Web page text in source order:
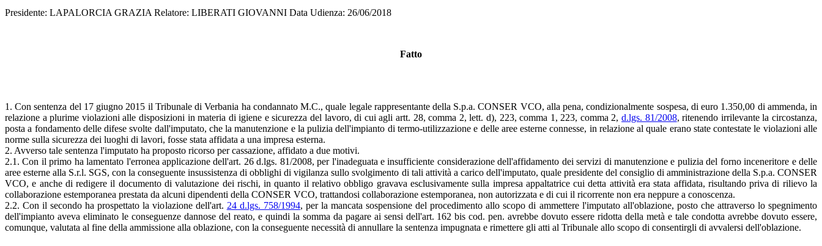
Presidente: LAPALORCIA GRAZIA Relatore: LIBERATI GIOVANNI Data Udienza: 26/06/2018
Fatto
1. Con sentenza del 17 giugno 2015 il Tribunale di Verbania ha condannato M.C., quale legale rappresentante della S.p.a. CONSER VCO, alla pena, condizionalmente sospesa, di euro 1.350,00 di ammenda, in
relazione a plurime violazioni alle disposizioni in materia di igiene e sicurezza del lavoro, di cui agli artt. 28, comma 2, lett. d), 223, comma 1, 223, comma 2,d.lgs. 81/2008, ritenendo irrilevante la circostanza,
posta a fondamento delle difese svolte dall'imputato, che la manutenzione e la pulizia dell'impianto di termo-utilizzazione e delle aree esterne connesse, in relazione al quale erano state contestate le violazioni alle
norme sulla sicurezza dei luoghi di lavori, fosse stata affidata a una impresa esterna.
2. Avverso tale sentenza l'imputato ha proposto ricorso per cassazione, affidato a due motivi.
2.1. Con il primo ha lamentato l'erronea applicazione dell'art. 26 d.lgs. 81/2008, per l'inadeguata e insufficiente considerazione dell'affidamento dei servizi di manutenzione e pulizia del forno inceneritore e delle
aree esterne alla S.r.l. SGS, con la conseguente insussistenza di obblighi di vigilanza sullo svolgimento di tali attività a carico dell'imputato, quale presidente del consiglio di amministrazione della S.p.a. CONSER
VCO, e anche di redigere il documento di valutazione dei rischi, in quanto il relativo obbligo gravava esclusivamente sulla impresa appaltatrice cui detta attività era stata affidata, risultando priva di rilievo la
collaborazione estemporanea prestata da alcuni dipendenti della CONSER VCO, trattandosi collaborazione estemporanea, non autorizzata e di cui il ricorrente non era neppure a conoscenza.
2.2. Con il secondo ha prospettato la violazione dell'art. 24 d.lgs. 758/1994, per la mancata sospensione del procedimento allo scopo di ammettere l'imputato all'oblazione, posto che attraverso lo spegnimento
dell'impianto aveva eliminato le conseguenze dannose del reato, e quindi la somma da pagare ai sensi dell'art. 162 bis cod. pen. avrebbe dovuto essere ridotta della metà e tale condotta avrebbe dovuto essere,
comunque, valutata al fine della ammissione alla oblazione, con la conseguente necessità di annullare la sentenza impugnata e rimettere gli atti al Tribunale allo scopo di consentirgli di avvalersi dell'oblazione.